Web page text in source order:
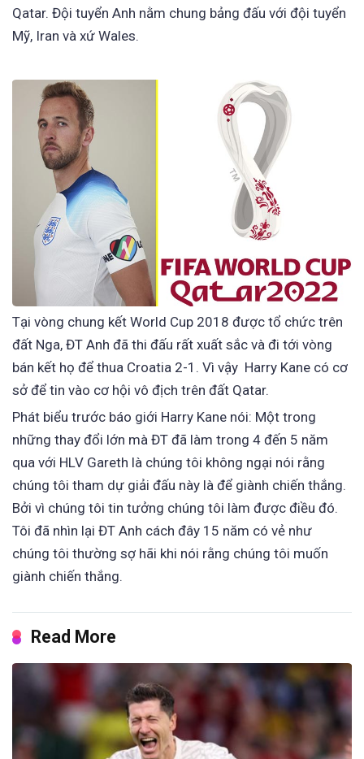
Qatar. Đội tuyển Anh nằm chung bảng đấu với đội tuyển
Mỹ, Iran và xứ Wales.
Tại vòng chung kết World Cup 2018 được tổ chức trên
đất Nga, ĐT Anh đã thi đấu rất xuất sắc và đi tới vòng
bán kết họ để thua Croatia 2-1. Vì vậy Harry Kane có cơ
sở để tin vào cơ hội vô địch trên đất Qatar.
Phát biểu trước báo giới Harry Kane nói: Một trong
những thay đổi lớn mà ĐT đã làm trong 4 đến 5 năm
qua với HLV Gareth là chúng tôi không ngại nói rằng
chúng tôi tham dự giải đấu này là để giành chiến thắng.
Bởi vì chúng tôi tin tưởng chúng tôi làm được điều đó.
Tôi đã nhìn lại ĐT Anh cách đây 15 năm có vẻ như
chúng tôi thường sợ hãi khi nói rằng chúng tôi muốn
giành chiến thắng.
Read More